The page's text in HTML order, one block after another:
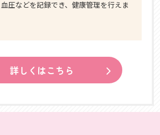
圧などを記録でき、健康管理を行えま
詳しくはこちら